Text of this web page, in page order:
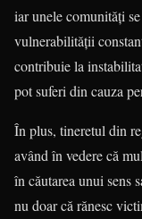
iar unele comunități
vulnerabilității
contribuie la
pot suferi din cauza
În plus, tineretul din
având în vedere că
în căutarea unui sens
nu doar că rănesc